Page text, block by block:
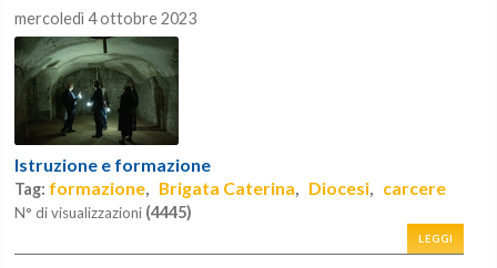
mercoledì 4 ottobre 2023
Istruzione e formazione
Tag: formazione, Brigata Caterina, Diocesi, carcere
N° di visualizzazioni (4445)
LEGGI